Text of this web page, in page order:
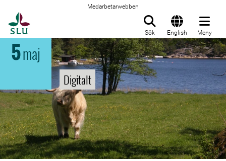
Medarbetarwebben
Sök English Meny
5maj
Digitalt